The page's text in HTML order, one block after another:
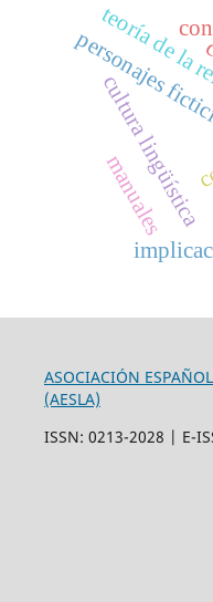
teoría de
personajes
cultura lingüística
manuales
ASOCIACIÓN
(AESLA)
ISSN: 0213-2028 | E-